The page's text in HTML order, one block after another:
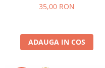
35,00 RON
ADAUGA IN COS